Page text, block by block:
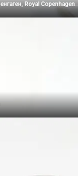
Royal Copenhagen